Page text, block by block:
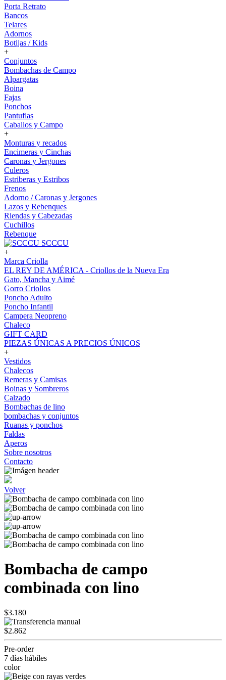
Porta Retrato
Bancos
Telares
Adornos
Botijas / Kids
+
Conjuntos
Bombachas de Campo
Alpargatas
Boina
Fajas
Ponchos
Pantuflas
Caballos y Campo
+
Monturas y recados
Encimeras y Cinchas
Caronas y Jergones
Culeros
Estriberas y Estribos
Frenos
Adorno / Caronas y Jergones
Lazos y Rebenques
Riendas y Cabezadas
Cuchillos
Rebenque
SCCCU
+
Marca Criolla
EL REY DE AMÉRICA - Criollos de la Nueva Era
Gato, Mancha y Aimé
Gorro Criollos
Poncho Adulto
Poncho Infantil
Campera Neopreno
Chaleco
GIFT CARD
PIEZAS ÚNICAS A PRECIOS ÚNICOS
+
Vestidos
Chalecos
Remeras y Camisas
Boinas y Sombreros
Calzado
Bombachas de lino
bombachas y conjuntos
Ruanas y ponchos
Faldas
Aperos
Sobre nosotros
Contacto
Volver
Bombacha de campo
combinada con lino
$3.180
$2.862
Pre-order
7 días hábiles
color